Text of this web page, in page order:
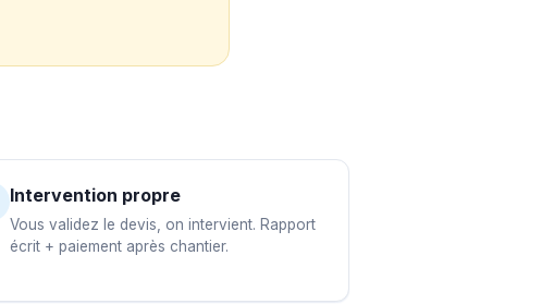
Intervention propre
Vous validez le devis, on intervient. Rapport
écrit + paiement après chantier.